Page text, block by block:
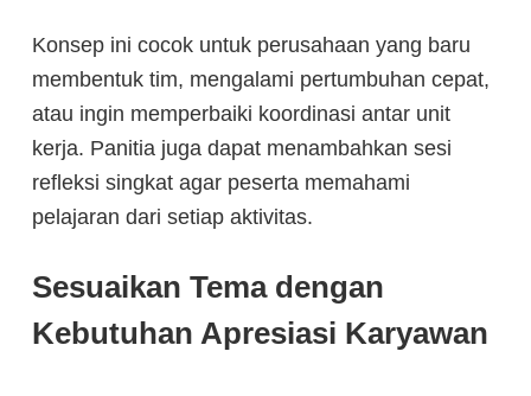
Konsep ini cocok untuk perusahaan yang baru
membentuk tim, mengalami pertumbuhan cepat,
atau ingin memperbaiki koordinasi antar unit
kerja. Panitia juga dapat menambahkan sesi
refleksi singkat agar peserta memahami
pelajaran dari setiap aktivitas.
Sesuaikan Tema dengan
Kebutuhan Apresiasi Karyawan